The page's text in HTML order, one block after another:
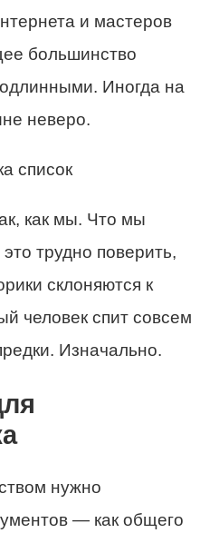
и мастеров
большинство
Иногда на
неверо.
как мы. Что мы
трудно поверить,
склоняются к
человек спит совсем
Изначально.
нужно
— как общего